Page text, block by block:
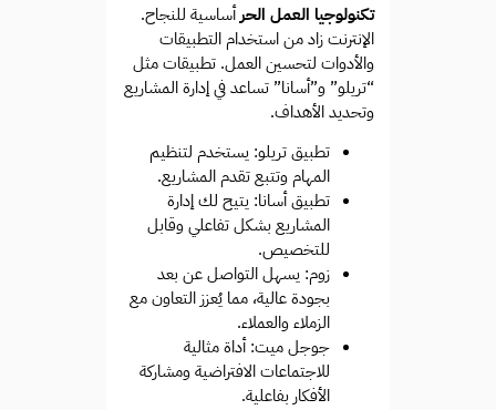
تكنولوجيا العمل الحرأساسية للنجاح.
الإنترنت زاد من استخدام التطبيقات
والأدوات لتحسين العمل. تطبيقات مثل
“تريلو” و”أسانا” تساعد في إدارة المشاريع
وتحديد الأهداف.
تطبيق تريلو: يستخدم لتنظيم
المهام وتتبع تقدم المشاريع.
تطبيق أسانا: يتيح لك إدارة
المشاريع بشكل تفاعلي وقابل
للتخصيص.
زوم: يسهل التواصل عن بعد
بجودة عالية، مما يُعزز التعاون مع
الزملاء والعملاء.
جوجل ميت: أداة مثالية
للاجتماعات الافتراضية ومشاركة
الأفكار بفاعلية.